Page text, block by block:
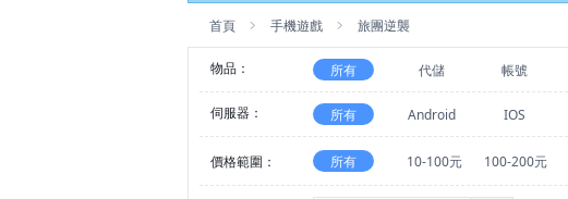
首頁 手機遊戲 旅團逆襲
物品： 所有 代儲 帳號
伺服器： 所有 Android IOS
價格範圍： 所有 10-100元 100-200元